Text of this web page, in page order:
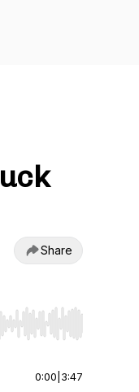
Share
or end. Hold
0:00 3:47